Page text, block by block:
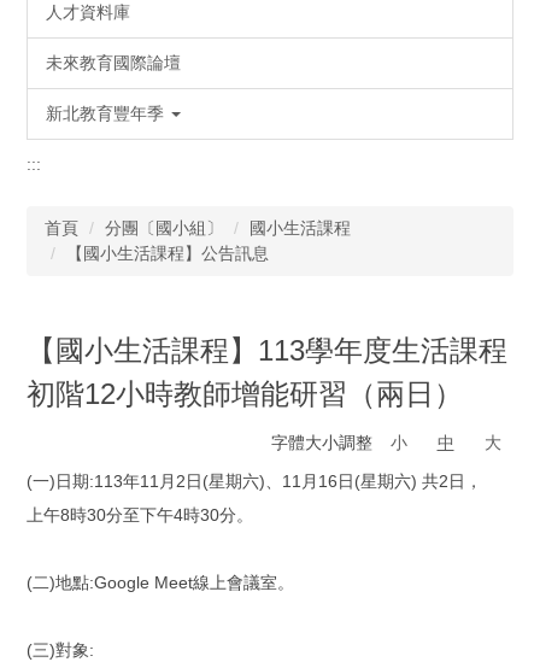
人才資料庫
未來教育國際論壇
新北教育豐年季
:::
首頁 分團〔國小組〕
國小生活課程
【國小生活課程】公告訊息
【國小生活課程】113學年度生活課程
初階12小時教師增能研習（兩日）
字體大小調整 小 中
大
(一)日期:113年11月2日(星期六)、11月16日(星期六) 共2日，
上午8時30分至下午4時30分。
(二)地點:Google Meet線上會議室。
(三)對象: